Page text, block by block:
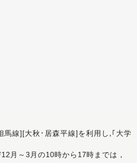
線][大秋･居森平線]を利用し,｢大学
月～3月の10時から17時までは，